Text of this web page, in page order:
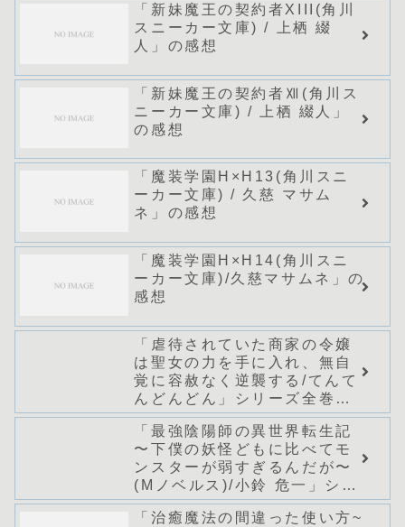
「新妹魔王の契約者XIII(角川
スニーカー文庫) / 上栖 綴
人」の感想
「新妹魔王の契約者Ⅻ(角川ス
ニーカー文庫) / 上栖 綴人」
の感想
「魔装学園H×H13(角川スニ
ーカー文庫) / 久慈 マサム
ネ」の感想
「魔装学園H×H14(角川スニ
ーカー文庫)/久慈マサムネ」の
感想
「虐待されていた商家の令嬢
は聖女の力を手に入れ、無自
覚に容赦なく逆襲する/てんて
んどんどん」シリーズ全巻の
あらすじ・感想
「最強陰陽師の異世界転生記
〜下僕の妖怪どもに比べてモ
ンスターが弱すぎるんだが〜
(Mノベルス)/小鈴 危一」シリ
ーズ全巻のあらすじ・感想
「治癒魔法の間違った使い方~